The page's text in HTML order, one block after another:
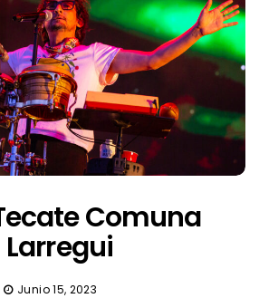
Comuna
Larregui
Junio 15, 2023